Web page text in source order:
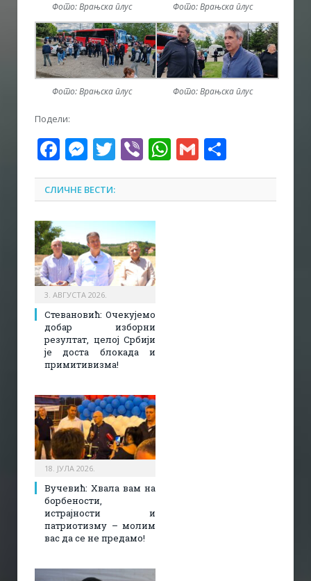
Фото: Врањска плус Фото: Врањска плус
Фото: Врањска плус Фото: Врањска плус
Подели:
Facebook
Messenger
Twitter
ViberWhatsApp
Gmail
СЛИЧНЕ ВЕСТИ:
3. АВГУСТА 2026.
Стевановић: Очекујемо
добар изборни
резултат, целој Србији
је доста блокада и
примитивизма!
18. ЈУЛА 2026.
Вучевић: Хвала вам на
борбености,
истрајности и
патриотизму – молим
вас да се не предамо!